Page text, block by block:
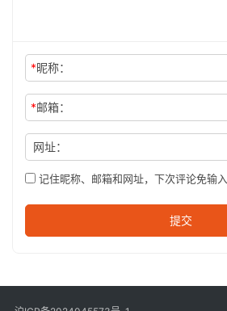
*昵称：
*邮箱：
网址：
记住昵称、邮箱和网址，下次评论免输入
提交